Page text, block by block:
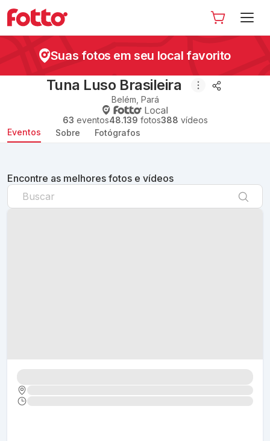
Suas fotos em seu local favorito
Tuna Luso Brasileira
Belém Pará
63 eventos48.139 fotos388 vídeos
Eventos
Sobre Fotógrafos
Encontre as melhores fotos e vídeos